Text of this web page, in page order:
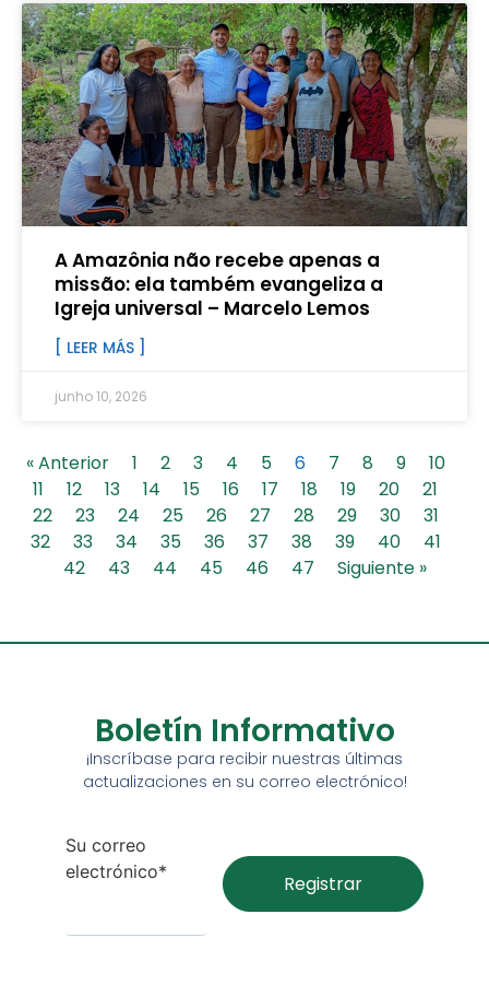
A Amazônia não recebe apenas a
missão: ela também evangeliza a
Igreja universal – Marcelo Lemos
[ LEER MÁS ]
junho 10, 2026
« Anterior 1 2 3 4 5 6 7 8 9
10
11
12 13 14 15 16 17 18 19 20
21
22
23 24 25 26 27 28 29 30
31
32
33 34 35 36 37 38 39 40
41
42
43 44 45 46 47 Siguiente »
Boletín Informativo
¡Inscríbase para recibir nuestras últimas
actualizaciones en su correo electrónico!
Su correo
electrónico*